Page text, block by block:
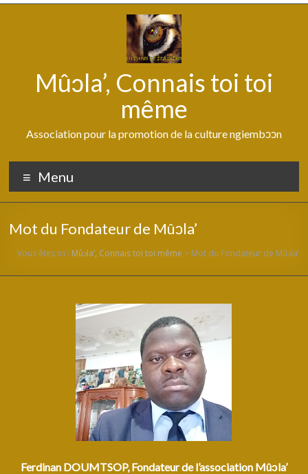
Mûↄla’, Connais toi toi
même
Association pour la promotion de la culture ngiembↄↄn
Menu
Mot du Fondateur de Mûↄla’
Vous êtes ici : Mûↄla’, Connais toi toi même > Mot du Fondateur de Mûↄla’
Ferdinan DOUMTSOP, Fondateur de l’association Mûↄla’